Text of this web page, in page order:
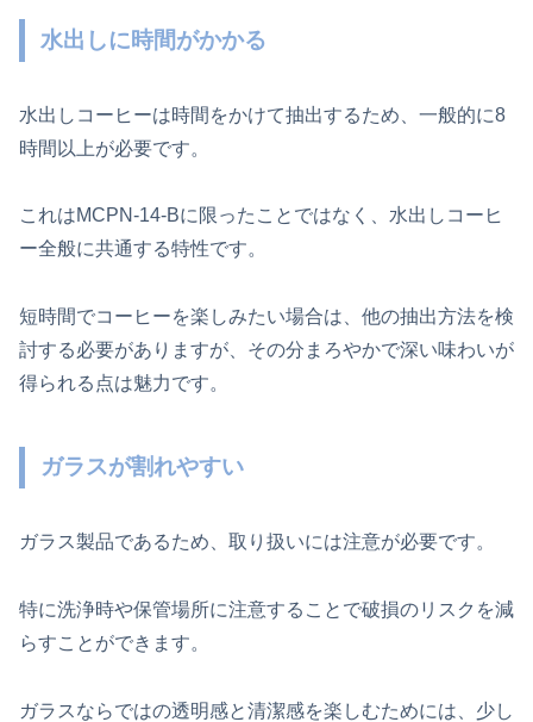
水出しに時間がかかる
水出しコーヒーは時間をかけて抽出するため、一般的に8
時間以上が必要です。
これはMCPN-14-Bに限ったことではなく、水出しコーヒ
ー全般に共通する特性です。
短時間でコーヒーを楽しみたい場合は、他の抽出方法を検
討する必要がありますが、その分まろやかで深い味わいが
得られる点は魅力です。
ガラスが割れやすい
ガラス製品であるため、取り扱いには注意が必要です。
特に洗浄時や保管場所に注意することで破損のリスクを減
らすことができます。
ガラスならではの透明感と清潔感を楽しむためには、少し